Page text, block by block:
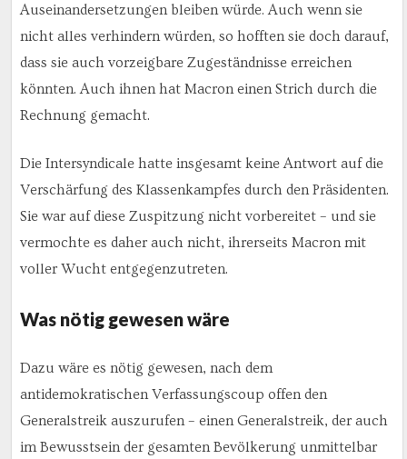
Auseinandersetzungen bleiben würde. Auch wenn sie
nicht alles verhindern würden, so hofften sie doch darauf,
dass sie auch vorzeigbare Zugeständnisse erreichen
könnten. Auch ihnen hat Macron einen Strich durch die
Rechnung gemacht.
Die Intersyndicale hatte insgesamt keine Antwort auf die
Verschärfung des Klassenkampfes durch den Präsidenten.
Sie war auf diese Zuspitzung nicht vorbereitet – und sie
vermochte es daher auch nicht, ihrerseits Macron mit
voller Wucht entgegenzutreten.
Was nötig gewesen wäre
Dazu wäre es nötig gewesen, nach dem
antidemokratischen Verfassungscoup offen den
Generalstreik auszurufen – einen Generalstreik, der auch
im Bewusstsein der gesamten Bevölkerung unmittelbar